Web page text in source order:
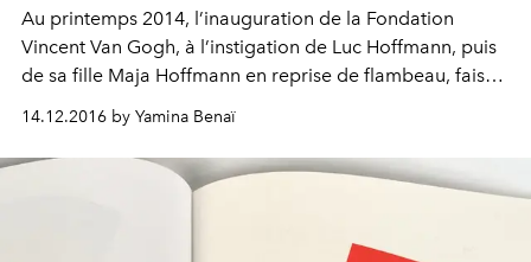
Au printemps 2014, l’inauguration de la Fondation
Vincent Van Gogh, à l’instigation de Luc Hoffmann, puis
de sa fille Maja Hoffmann en reprise de flambeau, faisait
converger tous les regards vers Arles, où le maître
hollandais (1853-1890) séjourna quinze mois, produisant
près de deux cents toiles. Pourtant, aucune d’elles n’y
était conservée. Aussi, restituer à la terre qui a vu la
toiles dispersées dans le monde et, conjointement,
14.12.2016 by Yamina Benaï